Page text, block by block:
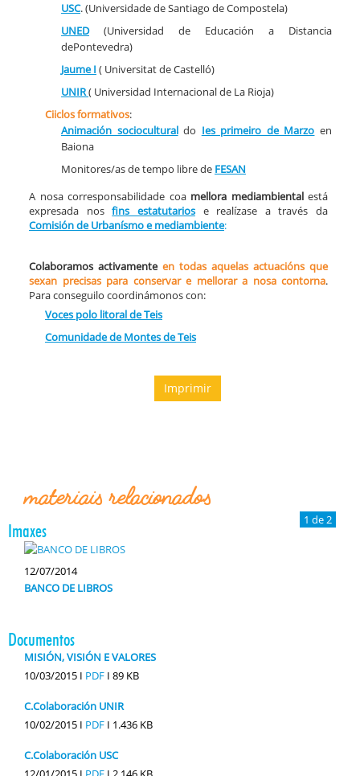
USC. (Universidade de Santiago de Compostela)
UNED(Universidad de Educación a Distancia
dePontevedra)
Jaume I ( Universitat de Castelló)
UNIR( Universidad Internacional de La Rioja)
Ciiclos formativos:
Animación socioculturaldo Ies primeiro de Marzo en
Baiona
Monitores/as de tempo libre de FESAN
A nosa corresponsabilidade coa mellora mediambientalestá
expresada nosfins estatutariose realízase a través da
Comisión de Urbanísmo e mediambiente:
Colaboramos activamente en todas aquelas actuacións que
sexan precisas para conservar e mellorar a nosa contorna.
Para conseguilo coordinámonos con:
Voces polo litoral de Teis
Comunidade de Montes de Teis
Imprimir
materiais relacionados
Imaxes
1 de 2
12/07/2014
BANCO DE LIBROS
Documentos
MISIÓN, VISIÓN E VALORES
10/03/2015 I PDF I 89 KB
C.Colaboración UNIR
10/02/2015 I PDF I 1.436 KB
C.Colaboración USC